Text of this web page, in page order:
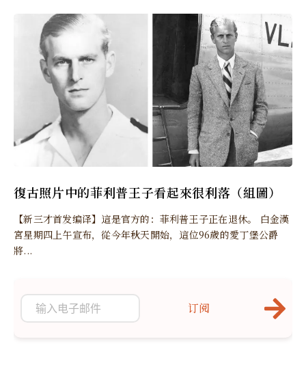
復古照片中的菲利普王子看起來很利落（組圖）
【新三才首发编译】這是官方的：菲利普王子正在退休。 白金漢
宮星期四上午宣布，從今年秋天開始，這位96歲的愛丁堡公爵
將...
订阅